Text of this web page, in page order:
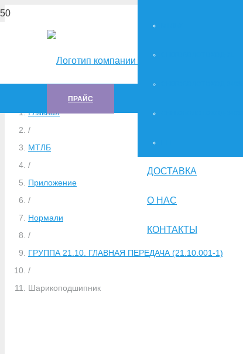
ПРАЙС
ДОСТАВКА
О НАС
КОНТАКТЫ
Главная
/
МТЛБ
/
Приложение
/
Нормали
/
ГРУППА 21.10. ГЛАВНАЯ ПЕРЕДАЧА (21.10.001-1)
/
Шарикоподшипник